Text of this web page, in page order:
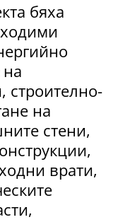
бяха
строително-
на
стени,
врати,